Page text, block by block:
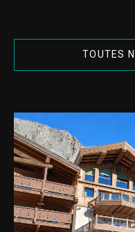
TOUTES